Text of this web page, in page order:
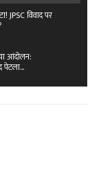
JPSC विवाद पर
आंदोलन:
पेटला...
कहीं आसपास